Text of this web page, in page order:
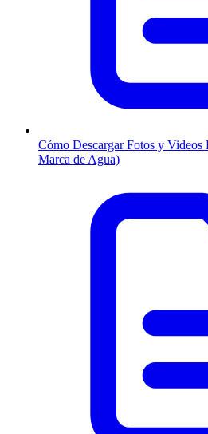
Cómo Descargar Fotos y
Marca de Agua)